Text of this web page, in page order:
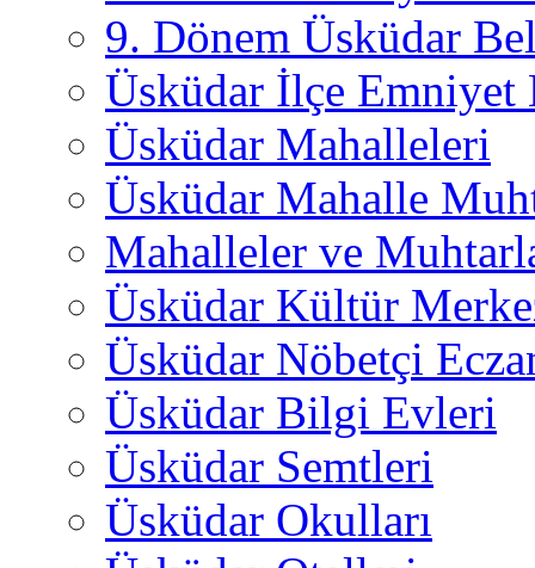
9. Dönem Üsküdar
Üsküdar İlçe
Üsküdar Mahalleleri
Üsküdar Mahalle
Mahalleler ve
Üsküdar Kültür
Üsküdar Nöbetçi
Üsküdar Bilgi Evleri
Üsküdar Semtleri
Üsküdar Okulları